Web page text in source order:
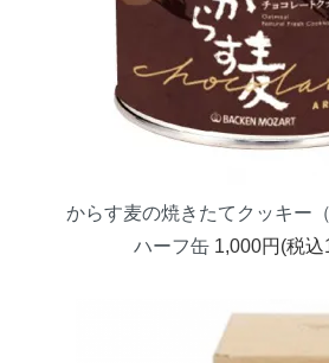
からす麦の焼きたてクッキー
ハーフ缶 1,000円(税